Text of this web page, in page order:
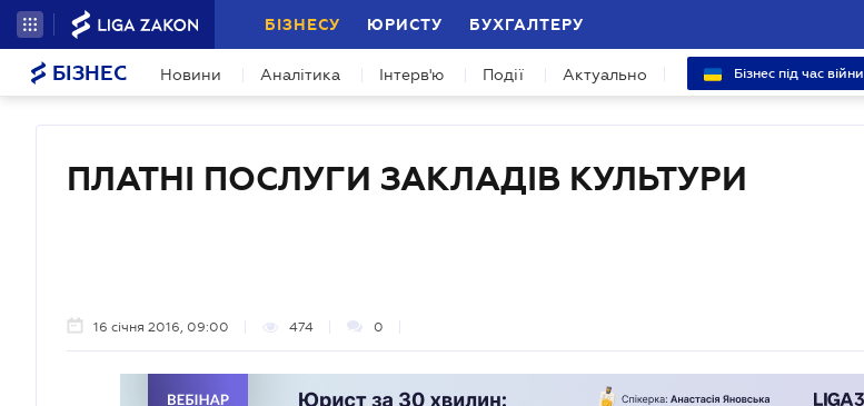
БІЗНЕСУ ЮРИСТУ БУХГАЛТЕРУ
БІЗНЕС Новини Аналітика Інтерв'ю Події Актуально Бізнес під час війни
ПЛАТНІ ПОСЛУГИ ЗАКЛАДІВ КУЛЬТУРИ
16 січня 2016, 09:00 474 0